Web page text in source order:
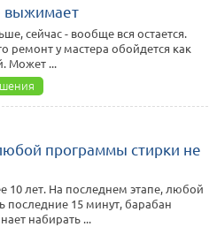
выжимает
сейчас - вообще вся остается.
ремонт у мастера обойдется как
Может ...
программы стирки не
лет. На последнем этапе, любой
последние 15 минут, барабан
набирать ...